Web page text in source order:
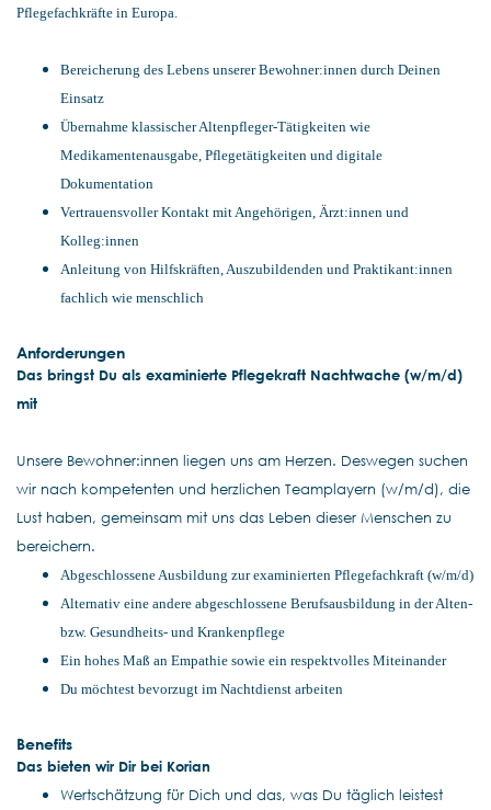
Pflegefachkräfte in Europa.
Bereicherung des Lebens unserer Bewohner:innen durch Deinen
Einsatz
Übernahme klassischer Altenpfleger-Tätigkeiten wie
Medikamentenausgabe, Pflegetätigkeiten und digitale
Dokumentation
Vertrauensvoller Kontakt mit Angehörigen, Ärzt:innen und
Kolleg:innen
Anleitung von Hilfskräften, Auszubildenden und Praktikant:innen
fachlich wie menschlich
Anforderungen
Das bringst Du als examinierte Pflegekraft Nachtwache (w/m/d)
mit
Unsere Bewohner:innen liegen uns am Herzen. Deswegen suchen
wir nach kompetenten und herzlichen Teamplayern (w/m/d), die
Lust haben, gemeinsam mit uns das Leben dieser Menschen zu
bereichern.
Abgeschlossene Ausbildung zur examinierten Pflegefachkraft (w/m/d)
Alternativ eine andere abgeschlossene Berufsausbildung in der Alten-
bzw. Gesundheits- und Krankenpflege
Ein hohes Maß an Empathie sowie ein respektvolles Miteinander
Du möchtest bevorzugt im Nachtdienst arbeiten
Benefits
Das bieten wir Dir bei Korian
Wertschätzung für Dich und das, was Du täglich leistest